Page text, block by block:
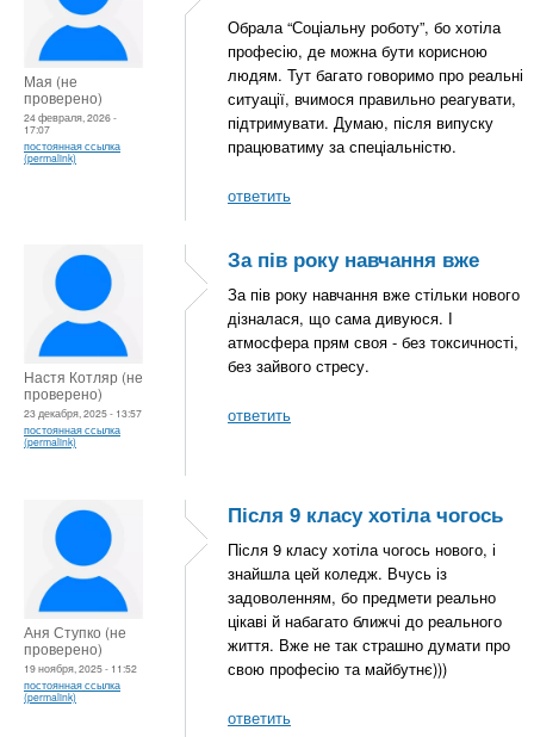
Мая (не
проверено)
24 февраля, 2026 -
17:07
постоянная ссылка
(permalink)
Обрала “Соціальну роботу”, бо хотіла
професію, де можна бути корисною
людям. Тут багато говоримо про реальні
ситуації, вчимося правильно реагувати,
підтримувати. Думаю, після випуску
працюватиму за спеціальністю.
ответить
Настя Котляр (не
проверено)
23 декабря, 2025 - 13:57
постоянная ссылка
(permalink)
За пів року навчання вже
За пів року навчання вже стільки нового
дізналася, що сама дивуюся. І
атмосфера прям своя - без токсичності,
без зайвого стресу.
ответить
Аня Ступко (не
проверено)
19 ноября, 2025 - 11:52
постоянная ссылка
(permalink)
Після 9 класу хотіла чогось
Після 9 класу хотіла чогось нового, і
знайшла цей коледж. Вчусь із
задоволенням, бо предмети реально
цікаві й набагато ближчі до реального
життя. Вже не так страшно думати про
свою професію та майбутнє)))
ответить